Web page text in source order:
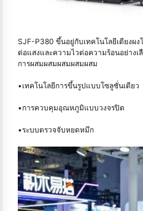
SJF-P380 ขึ้นอยู่กับเทคโนโลยีเตียงผ
ต่อแสงและความไวต่อความร้อนอย่างเ
การผสมผสมผสมผสมผสม
•เทคโนโลยีการขึ้นรูปแบบโซลูชั่นเดียว
•การควบคุมอุณหภูมิแบบวงจรปิด
•ระบบตรวจจับหยดหมึก